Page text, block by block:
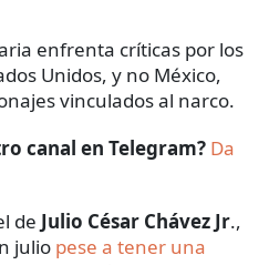
enfrenta críticas por los
Unidos, y no México,
vinculados al narco.
canal en Telegram? Da
de Julio César Chávez Jr.,
julio pese a tener una